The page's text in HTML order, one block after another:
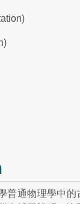
普通物理學中